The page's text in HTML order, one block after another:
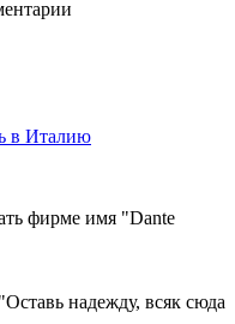
в Италию
фирме имя "Dante
надежду, всяк сюда